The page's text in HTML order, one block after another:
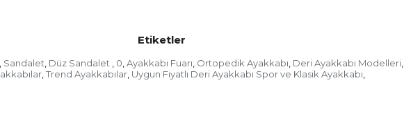
Etiketler
, Sandalet, Düz Sandalet , 0, Ayakkabı Fuarı, Ortopedik Ayakkabı, Deri Ayakkabı Modelleri,
, Trend Ayakkabılar, Uygun Fiyatlı Deri Ayakkabı Spor ve Klasik Ayakkabı,